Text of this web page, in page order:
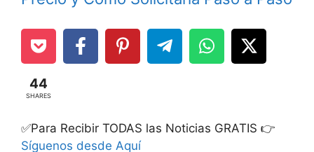
44
SHARES
✅Para Recibir TODAS las Noticias GRATIS 👉
Síguenos desde Aquí